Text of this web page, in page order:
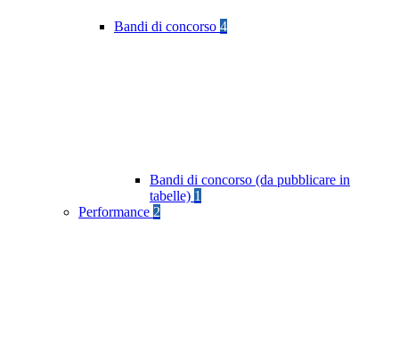
Bandi di concorso 4
Bandi di concorso (da pubblicare in
tabelle) 1
Performance 2